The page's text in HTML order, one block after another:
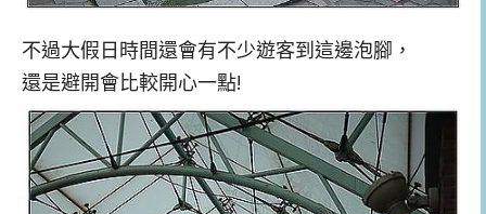
不過大假日時間還會有不少遊客到這邊泡腳，
還是避開會比較開心一點!